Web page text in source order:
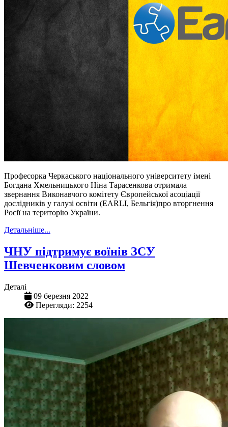
Професорка Черкаського національного університету імені
Богдана Хмельницького Ніна Тарасенкова отримала
звернання Виконавчого комітету Європейської асоціації
дослідників у галузі освіти (EARLI, Бельгія)про вторгнення
Росії на територію України.
Детальніше...
ЧНУ підтримує воїнів ЗСУ
Шевченковим словом
Деталі
09 березня 2022
Перегляди: 2254